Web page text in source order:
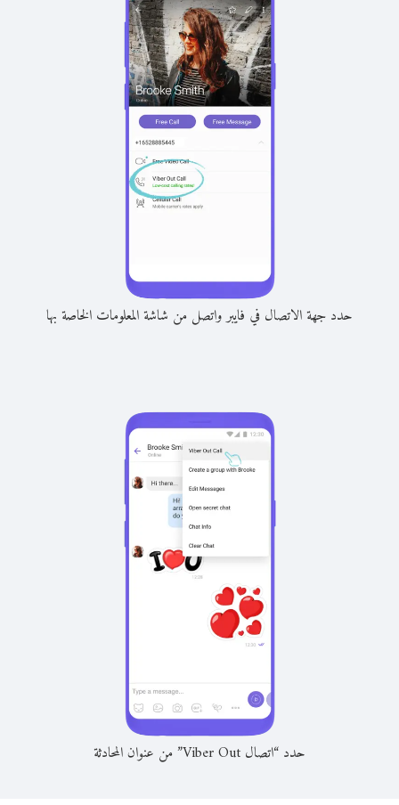
حدد جهة الاتصال في فايبر واتصل من شاشة المعلومات الخاصة بها
حدد “اتصال Viber Out” من عنوان المحادثة